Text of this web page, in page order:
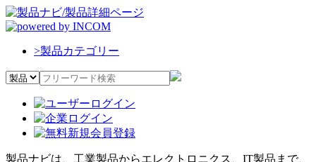
>製品カテゴリー
製品ナビは、工業製品からエレクトロニクス、IT製品まで、